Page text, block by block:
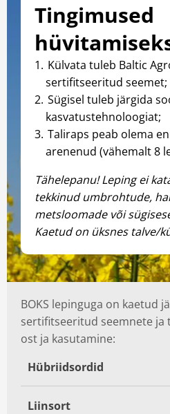
Tingimused
Külvata tuleb Baltic
sertifitseeritud seemet;
Sügisel tuleb järgida
kasvatustehnoloogiat;
Taliraps peab olema
arenenud (vähemalt 8
Tähelepanu! Leping ei
tekkinud umbrohtude,
metsloomade või
Kaetud on üksnes talve/
BOKS lepinguga on kaetud
sertifitseeritud seemnete
ost ja kasutamine:
Hübriidsordid
Liinsort